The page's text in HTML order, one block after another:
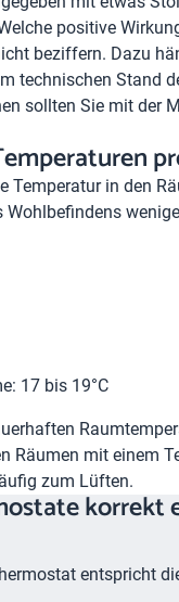
positive
beziffern. Dazu
technischen Stand
sollten Sie mit der
Temperatur in den
17 bis 19°C
Räumen mit einem
zum Lüften.
korrekt
entspricht